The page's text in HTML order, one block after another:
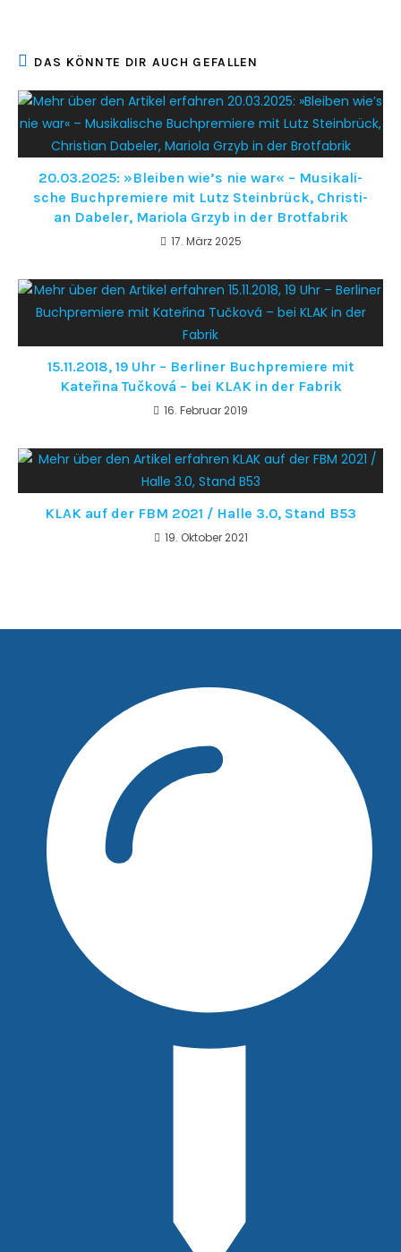
DAS KÖNNTE DIR AUCH GEFALLEN
20.03.2025: »Blei­ben wie’s nie war« – Musi­ka­li­
sche Buch­pre­mie­re mit Lutz Stein­brück, Chris­ti­
an Dabe­ler, Mario­la Grzyb in der Brotfabrik
17. März 2025
15.11.2018, 19 Uhr – Berliner Buchpremiere mit
Kateřina Tučková – bei KLAK in der Fabrik
16. Februar 2019
KLAK auf der FBM 2021 / Halle 3.0, Stand B53
19. Oktober 2021